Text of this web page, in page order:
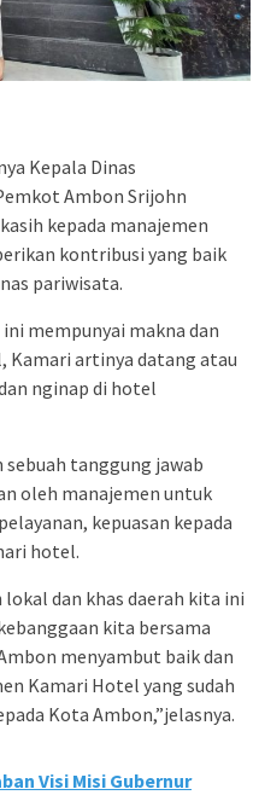
Kepala Dinas
Ambon Srijohn
kepada manajemen
kontribusi yang baik
pariwisata.
mempunyai makna dan
Kamari artinya datang atau
nginap di hotel
tanggung jawab
oleh manajemen untuk
kepuasan kepada
hotel.
dan khas daerah kita ini
kita bersama
menyambut baik dan
Kamari Hotel yang sudah
Kota Ambon,”jelasnya.
Visi Misi Gubernur